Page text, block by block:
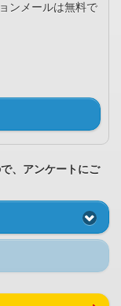
ンメールは無料で
、アンケートにご